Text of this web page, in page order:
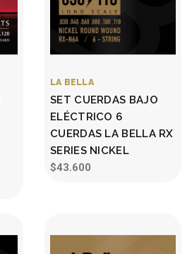
LA BELLA
SET CUERDAS BAJO
ELÉCTRICO 6
CUERDAS LA BELLA RX
SERIES NICKEL
$43.600